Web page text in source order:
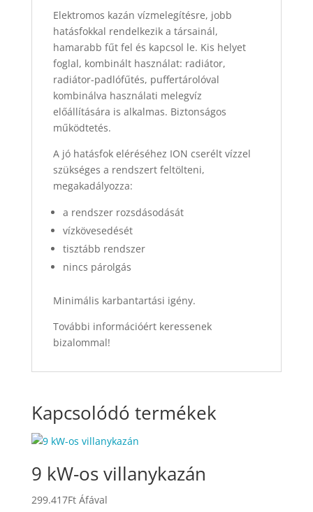
Elektromos kazán vízmelegítésre, jobb
hatásfokkal rendelkezik a társainál,
hamarabb fűt fel és kapcsol le. Kis helyet
foglal, kombinált használat: radiátor,
radiátor-padlófűtés, puffertárolóval
kombinálva használati melegvíz
előállítására is alkalmas. Biztonságos
működtetés.
A jó hatásfok eléréséhez ION cserélt vízzel
szükséges a rendszert feltölteni,
megakadályozza:
a rendszer rozsdásodását
vízkövesedését
tisztább rendszer
nincs párolgás
Minimális karbantartási igény.
További információért keressenek
bizalommal!
Kapcsolódó termékek
9 kW-os villanykazán
299.417Ft Áfával